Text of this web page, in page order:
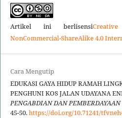
Artikel ini berlisensi
NonCommercial-ShareAlike 4.0
Cara Mengutip
EDUKASI GAYA HIDUP RAMAH
PENGHUNI KOS JALAN UDAYANA
PENGABDIAN DAN
45-50.https://doi.org/10.71241/